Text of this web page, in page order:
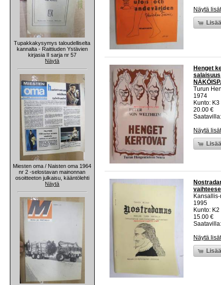
Tupakkakysymys taloudelliselta
kannalta - Raittiuden Ystävien
kirjasia II sarja nr 57
Näytä
Miesten oma / Naisten oma 1964
nr 2 -selostavan mainonnan
osoitteeton julkaisu, kääntölehti
Näytä
Näytä
Henget
Turun
1974
Kunto:
20.00 €
Näytä
1995
Kunto:
15.00 €
Näytä